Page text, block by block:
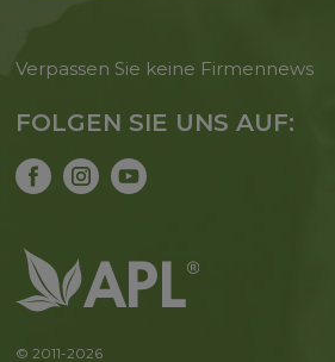
Verpassen Sie keine Firmennews
FOLGEN SIE UNS AUF:
© 2011-2026